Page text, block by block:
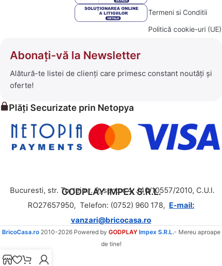
Termeni si Conditii
Politică cookie-uri (UE)
Abonați-vă la Newsletter
Alătură-te listei de clienți care primesc constant noutăți și
oferte!
Plăți Securizate prin Netopya
GODPLAY IMPEX S.R.L.
Bucuresti, str. Tortei nr. 9, sector 4, J40/10557/2010, C.U.I.
RO27657950, Telefon: (0752) 960 178, E-mail:
vanzari@bricocasa.ro
BricoCasa.ro 2010-2026 Powered by GODPLAY Impex S.R.L.- Mereu aproape
de tine!